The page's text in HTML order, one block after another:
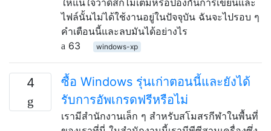
ไฟล์นั้นไม่ได้ใช้งานอยู่ในปัจจุบัน ฉันจะไปรอบ ๆ
คำเตือนนี้และลบมันได้อย่างไร
63
windows-xp
4
ซื้อ Windows รุ่นเก่าตอนนี้และยังได้
รับการอัพเกรดฟรีหรือไม่
เรามีสำนักงานเล็ก ๆ สำหรับสโมสรกีฬาในพื้นที่